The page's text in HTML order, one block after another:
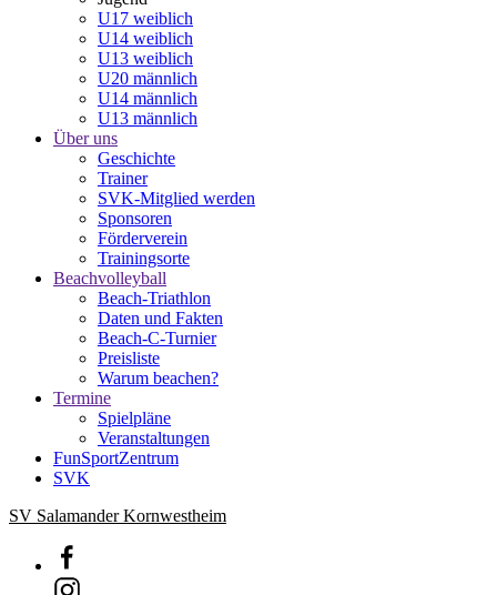
U17 weiblich
U14 weiblich
U13 weiblich
U20 männlich
U14 männlich
U13 männlich
Über uns
Geschichte
Trainer
SVK-Mitglied werden
Sponsoren
Förderverein
Trainingsorte
Beachvolleyball
Beach-Triathlon
Daten und Fakten
Beach-C-Turnier
Preisliste
Warum beachen?
Termine
Spielpläne
Veranstaltungen
FunSportZentrum
SVK
SV Salamander Kornwestheim